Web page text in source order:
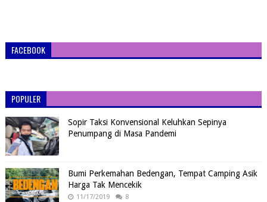
FACEBOOK
POPULER
Sopir Taksi Konvensional Keluhkan Sepinya
Penumpang di Masa Pandemi
Bumi Perkemahan Bedengan, Tempat Camping Asik
Harga Tak Mencekik
11/17/2019 8